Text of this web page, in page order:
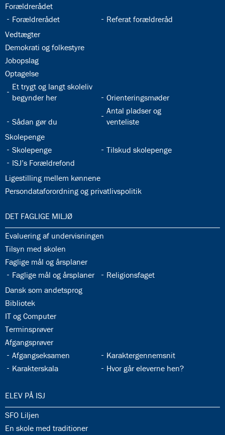
32.21:
Forældrerådet
32.22:
Forældrerådet 32.23:
Referat forældreråd
32.24:
Vedtægter
32.25:
Demokrati og folkestyre
32.26:
Jobopslag
32.27:
Optagelse
32.28:
Et trygt og langt skoleliv
begynder her
32.29:
Orienteringsmøder
32.30:
Sådan gør du
32.31:
Antal pladser og
venteliste
32.32:
Skolepenge
32.33:
Skolepenge 32.34:
Tilskud skolepenge
32.35:
ISJ’s Forældrefond
32.36:
Ligestilling mellem kønnene
32.37:
Persondataforordning og privatlivspolitik
33.0:
DET FAGLIGE MILJØ
33.1:
Evaluering af undervisningen
33.2:
Tilsyn med skolen
33.3:
Faglige mål og årsplaner
33.4:
Faglige mål og årsplaner 33.5:
Religionsfaget
33.6:
Dansk som andetsprog
33.7:
Bibliotek
33.8:
IT og Computer
33.9:
Terminsprøver
33.10:
Afgangsprøver
33.11:
Afgangseksamen 33.12:
Karaktergennemsnit
33.13:
Karakterskala 33.14:
Hvor går eleverne hen?
34.0:
ELEV PÅ ISJ
34.1:
SFO Liljen
34.2:
En skole med traditioner